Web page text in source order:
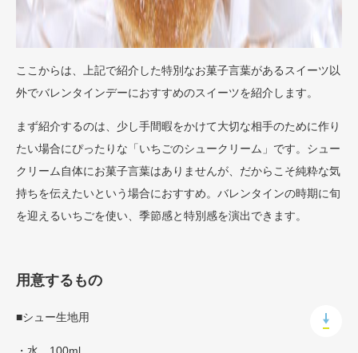
ここからは、上記で紹介した特別なお菓子言葉があるスイーツ以
外でバレンタインデーにおすすめのスイーツを紹介します。
まず紹介するのは、少し手間暇をかけて大切な相手のために作り
たい場合にぴったりな「いちごのシュークリーム」です。シュー
クリーム自体にお菓子言葉はありませんが、だからこそ純粋な気
持ちを伝えたいという場合におすすめ。バレンタインの時期に旬
を迎えるいちごを使い、季節感と特別感を演出できます。
用意するもの
■シュー生地用